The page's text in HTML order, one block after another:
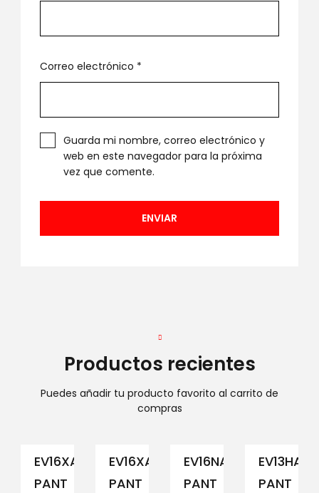
Correo electrónico *
Guarda mi nombre, correo electrónico y
web en este navegador para la próxima
vez que comente.
Productos recientes
Puedes añadir tu producto favorito al carrito de
compras
EV16XAM194
PANT
EV16XAM191
PANT
EV16NAM152
PANT
PANT